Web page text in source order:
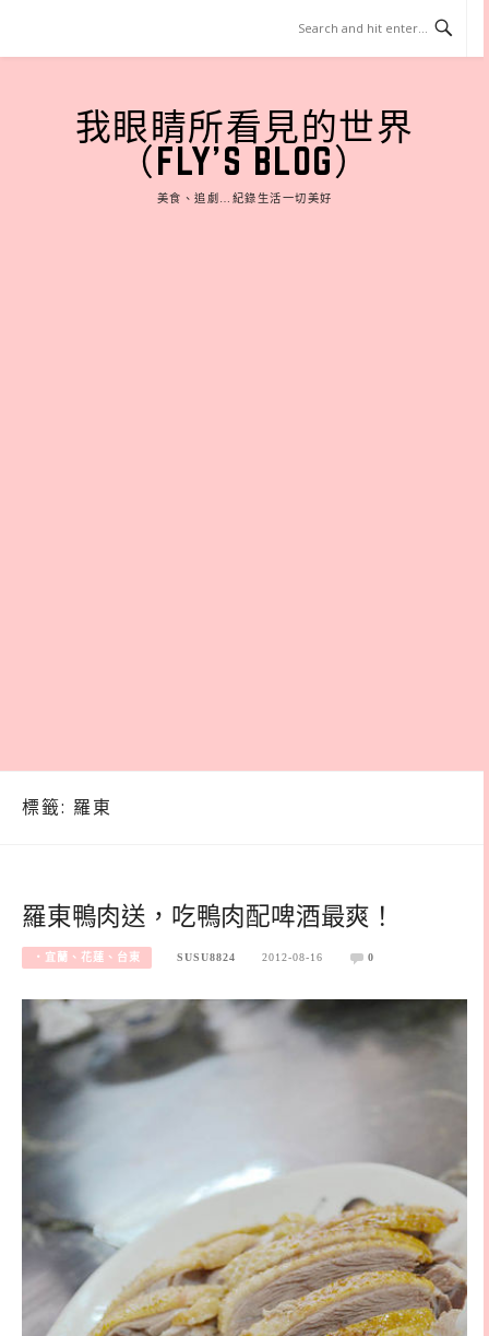
content
我眼睛所看見的世界
（FLY'S BLOG）
美食、追劇…紀錄生活一切美好
標籤: 羅東
羅東鴨肉送，吃鴨肉配啤酒最爽！
‧宜蘭、花蓮、台東 SUSU8824 2012-08-16 0